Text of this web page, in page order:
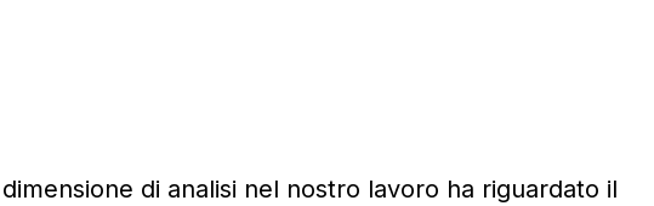
di analisi nel nostro lavoro ha riguardato il